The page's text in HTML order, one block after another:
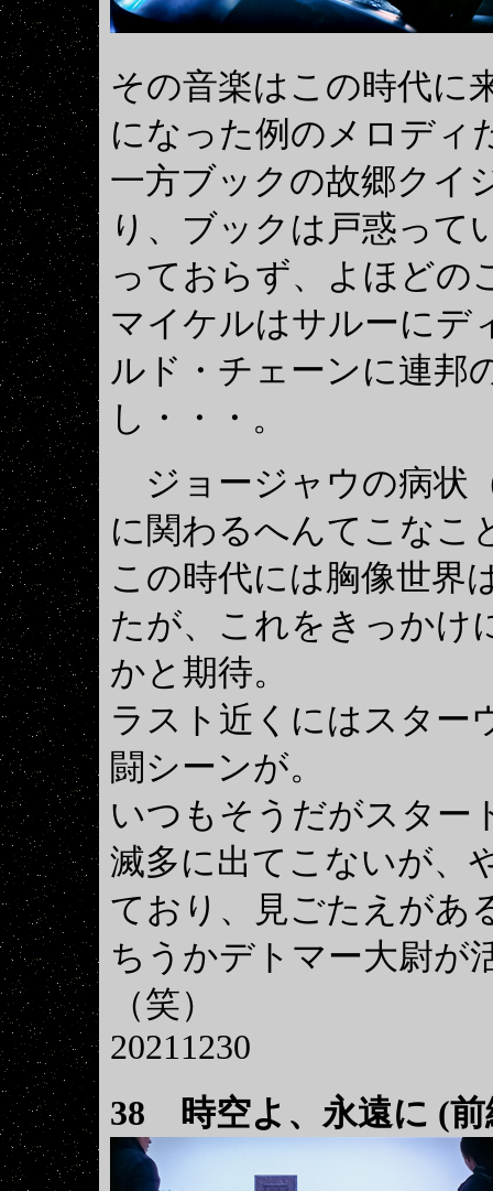
その音楽はこの時代に
になった例のメロディ
一方ブックの故郷クイ
り、ブックは戸惑って
っておらず、よほどの
マイケルはサルーにデ
ルド・チェーンに連邦
し・・・。
ジョージャウの病状
に関わるへんてこなこ
この時代には胸像世界
たが、これをきっかけ
かと期待。
ラスト近くにはスター
闘シーンが。
いつもそうだがスター
滅多に出てこないが、
ており、見ごたえがあ
ちうかデトマー大尉が
（笑）
20211230
38 時空よ、永遠に (